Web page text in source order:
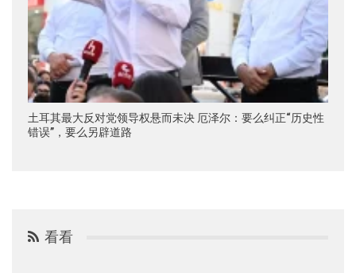
土耳其最大反对党领导权悬而未决 厄泽尔：要么纠正“历史性
错误”，要么另辟道路
看看